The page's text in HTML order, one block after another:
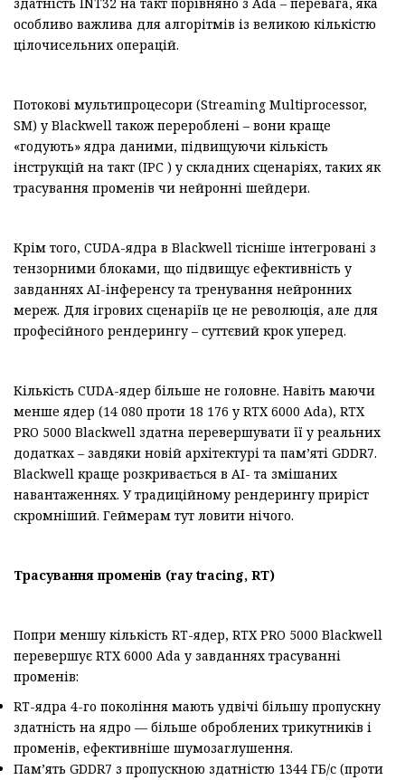
здатність INT32 на такт порівняно з Ada – перевага, яка
особливо важлива для алгорітмів із великою кількістю
цілочисельних операцій.
Потокові мультипроцесори (Streaming Multiprocessor,
SM) у Blackwell також перероблені – вони краще
«годують» ядра даними, підвищуючи кількість
інструкцій на такт (IPC ) у складних сценаріях, таких як
трасування променів чи нейронні шейдери.
Крім того, CUDA-ядра в Blackwell тісніше інтегровані з
тензорними блоками, що підвищує ефективність у
завданнях AI-інференсу та тренування нейронних
мереж. Для ігрових сценаріїв це не революція, але для
професійного рендерингу – суттєвий крок уперед.
Кількість CUDA-ядер більше не головне. Навіть маючи
менше ядер (14 080 проти 18 176 у RTX 6000 Ada), RTX
PRO 5000 Blackwell здатна перевершувати її у реальних
додатках – завдяки новій архітектурі та пам’яті GDDR7.
Blackwell краще розкривається в AI- та змішаних
навантаженнях. У традиційному рендерингу приріст
скромніший. Геймерам тут ловити нічого.
Трасування променів (ray tracing, RT)
Попри меншу кількість RT-ядер, RTX PRO 5000 Blackwell
перевершує RTX 6000 Ada у завданнях трасуванні
променів:
RT-ядра 4-го покоління мають удвічі більшу пропускну
здатність на ядро — більше оброблених трикутників і
променів, ефективніше шумозаглушення.
Пам’ять GDDR7 з пропускною здатністю 1344 ГБ/с (проти